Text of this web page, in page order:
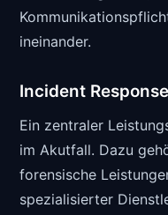
ineinander.
Incident
Ein zentraler
im Akutfall. Dazu
forensische
spezialisierter